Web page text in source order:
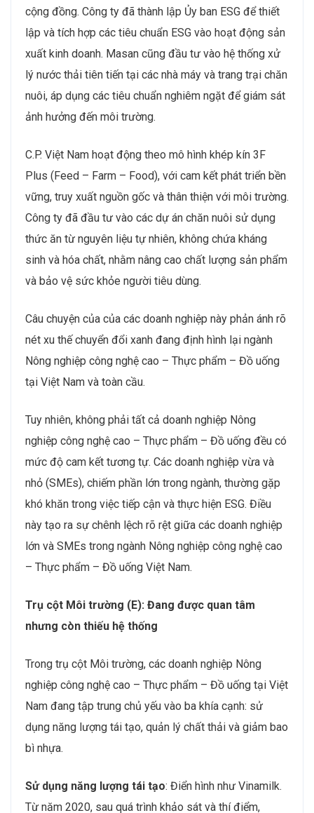
cộng đồng. Công ty đã thành lập Ủy ban ESG để thiết
lập và tích hợp các tiêu chuẩn ESG vào hoạt động sản
xuất kinh doanh. Masan cũng đầu tư vào hệ thống xử
lý nước thải tiên tiến tại các nhà máy và trang trại chăn
nuôi, áp dụng các tiêu chuẩn nghiêm ngặt để giám sát
ảnh hưởng đến môi trường.
C.P. Việt Nam hoạt động theo mô hình khép kín 3F
Plus (Feed – Farm – Food), với cam kết phát triển bền
vững, truy xuất nguồn gốc và thân thiện với môi trường.
Công ty đã đầu tư vào các dự án chăn nuôi sử dụng
thức ăn từ nguyên liệu tự nhiên, không chứa kháng
sinh và hóa chất, nhằm nâng cao chất lượng sản phẩm
và bảo vệ sức khỏe người tiêu dùng.
Câu chuyện của của các doanh nghiệp này phản ánh rõ
nét xu thế chuyển đổi xanh đang định hình lại ngành
Nông nghiệp công nghệ cao – Thực phẩm – Đồ uống
tại Việt Nam và toàn cầu.
Tuy nhiên, không phải tất cả doanh nghiệp Nông
nghiệp công nghệ cao – Thực phẩm – Đồ uống đều có
mức độ cam kết tương tự. Các doanh nghiệp vừa và
nhỏ (SMEs), chiếm phần lớn trong ngành, thường gặp
khó khăn trong việc tiếp cận và thực hiện ESG. Điều
này tạo ra sự chênh lệch rõ rệt giữa các doanh nghiệp
lớn và SMEs trong ngành Nông nghiệp công nghệ cao
– Thực phẩm – Đồ uống Việt Nam.
Trụ cột Môi trường (E): Đang được quan tâm
nhưng còn thiếu hệ thống
Trong trụ cột Môi trường, các doanh nghiệp Nông
nghiệp công nghệ cao – Thực phẩm – Đồ uống tại Việt
Nam đang tập trung chủ yếu vào ba khía cạnh: sử
dụng năng lượng tái tạo, quản lý chất thải và giảm bao
bì nhựa.
Sử dụng năng lượng tái tạo: Điển hình như Vinamilk.
Từ năm 2020, sau quá trình khảo sát và thí điểm,